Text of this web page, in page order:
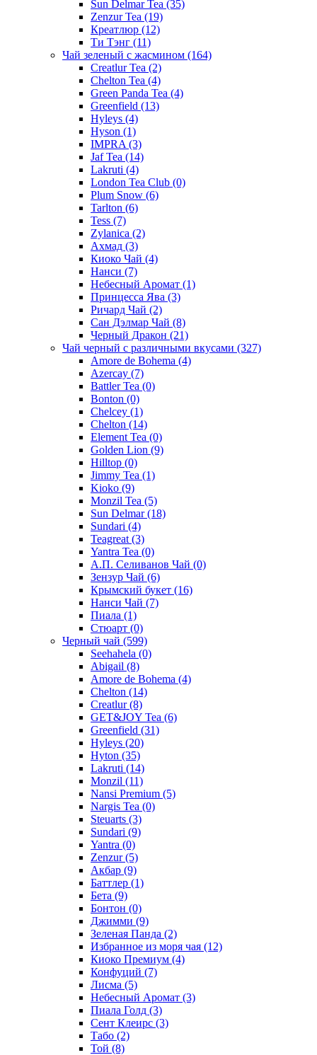
Sun Delmar Tea (35)
Zenzur Tea (19)
Креатлюр (12)
Ти Тэнг (11)
Чай зеленый с жасмином (164)
Creatlur Tea (2)
Chelton Tea (4)
Green Panda Tea (4)
Greenfield (13)
Hyleys (4)
Hyson (1)
IMPRA (3)
Jaf Tea (14)
Lakruti (4)
London Tea Club (0)
Plum Snow (6)
Tarlton (6)
Tess (7)
Zylanica (2)
Ахмад (3)
Киоко Чай (4)
Нанси (7)
Небесный Аромат (1)
Принцесса Ява (3)
Ричард Чай (2)
Сан Дэлмар Чай (8)
Черный Дракон (21)
Чай черный с различными вкусами (327)
Amore de Bohema (4)
Azercay (7)
Battler Tea (0)
Bonton (0)
Chelcey (1)
Chelton (14)
Element Tea (0)
Golden Lion (9)
Hilltop (0)
Jimmy Tea (1)
Kioko (9)
Monzil Tea (5)
Sun Delmar(18)
Sundari (4)
Teagreat (3)
Yantra Tea (0)
А.П. Селиванов Чай (0)
Зензур Чай (6)
Крымский букет (16)
Нанси Чай (7)
Пиала (1)
Стюарт (0)
Черный чай (599)
Seehahela (0)
Abigail (8)
Amore de Bohema (4)
Chelton (14)
Creatlur(8)
GET&JOY Tea (6)
Greenfield (31)
Hyleys (20)
Hyton (35)
Lakruti (14)
Monzil (11)
Nansi Premium (5)
Nargis Tea (0)
Steuarts (3)
Sundari (9)
Yantra (0)
Zenzur(5)
Акбар (9)
Баттлер (1)
Бета (9)
Бонтон (0)
Джимми (9)
Зеленая Панда (2)
Избранное из моря чая (12)
Киоко Премиум (4)
Конфуций (7)
Лисма (5)
Небесный Аромат (3)
Пиала Голд (3)
Сент Клеирс (3)
Табо (2)
Той (8)